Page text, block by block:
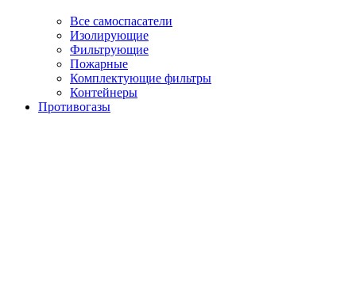
Все самоспасатели
Изолирующие
Фильтрующие
Пожарные
Комплектующие фильтры
Контейнеры
Противогазы